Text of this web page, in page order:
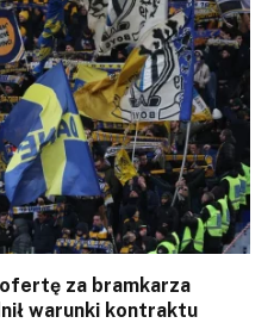
za bramkarza
warunki kontraktu